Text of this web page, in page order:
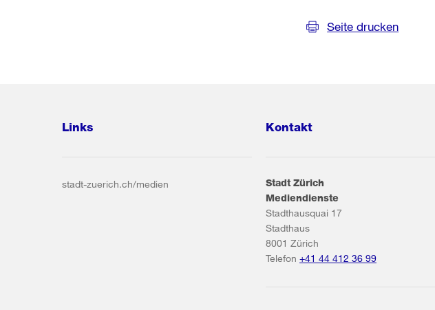
Seite drucken
Links
stadt-zuerich.ch/medien
Kontakt
Stadt Zürich
Mediendienste
Stadthausquai 17
Stadthaus
8001 Zürich
Telefon +41 44 412 36 99